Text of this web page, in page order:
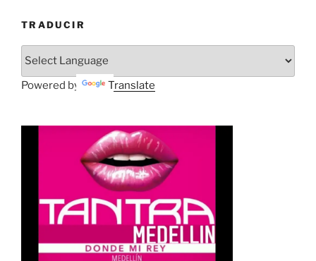
TRADUCIR
Powered by Translate